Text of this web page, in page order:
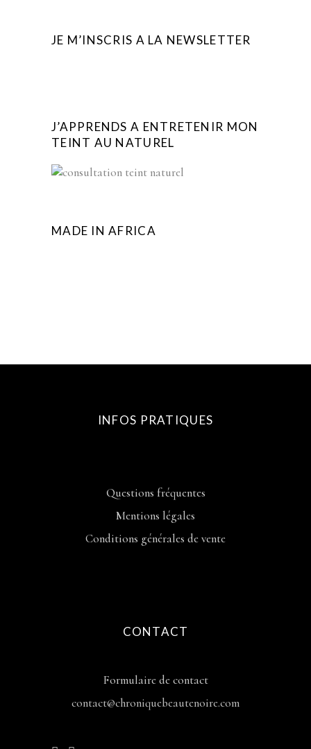
JE M’INSCRIS A LA NEWSLETTER
J’APPRENDS A ENTRETENIR MON
TEINT AU NATUREL
MADE IN AFRICA
INFOS PRATIQUES
Questions fréquentes
Mentions légales
Conditions générales de vente
CONTACT
Formulaire de contact
contact@chroniquebeautenoire.com